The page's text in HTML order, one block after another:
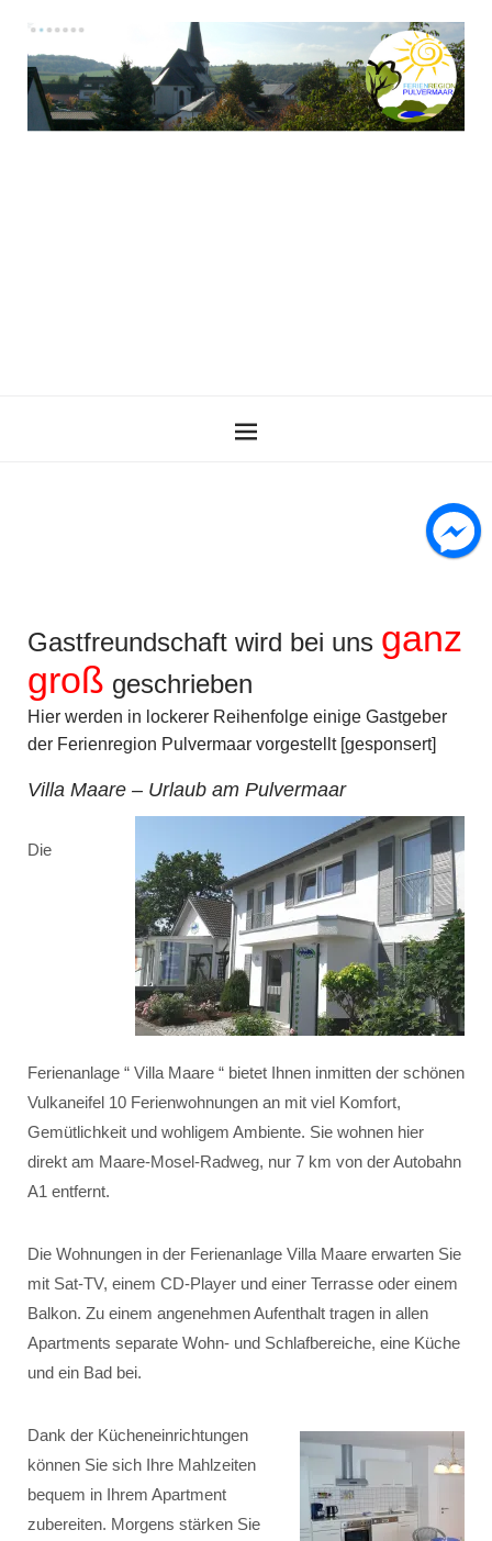
Gastfreundschaft wird bei uns ganz
groß geschrieben
Hier werden in lockerer Reihenfolge einige Gastgeber
der Ferienregion Pulvermaar vorgestellt [gesponsert]
Villa Maare – Urlaub am Pulvermaar
Die
Ferienanlage “ Villa Maare “ bietet Ihnen inmitten der schönen
Vulkaneifel 10 Ferienwohnungen an mit viel Komfort,
Gemütlichkeit und wohligem Ambiente. Sie wohnen hier
direkt am Maare-Mosel-Radweg, nur 7 km von der Autobahn
A1 entfernt.
Die Wohnungen in der Ferienanlage Villa Maare erwarten Sie
mit Sat-TV, einem CD-Player und einer Terrasse oder einem
Balkon. Zu einem angenehmen Aufenthalt tragen in allen
Apartments separate Wohn- und Schlafbereiche, eine Küche
und ein Bad bei.
Dank der Kücheneinrichtungen
können Sie sich Ihre Mahlzeiten
bequem in Ihrem Apartment
zubereiten. Morgens stärken Sie